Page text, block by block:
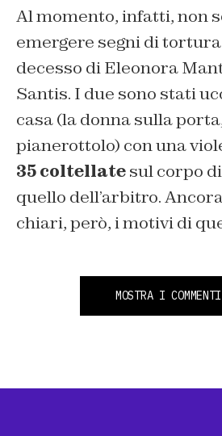
Al momento, infatti, non
emergere segni di
decesso di Eleonora
Santis. I due sono stati
casa (la donna sulla
pianerottolo) con una
35 coltellatesul corpo
quello dell’arbitro.
chiari, però, i motivi di
MOSTRA I COMMENTI